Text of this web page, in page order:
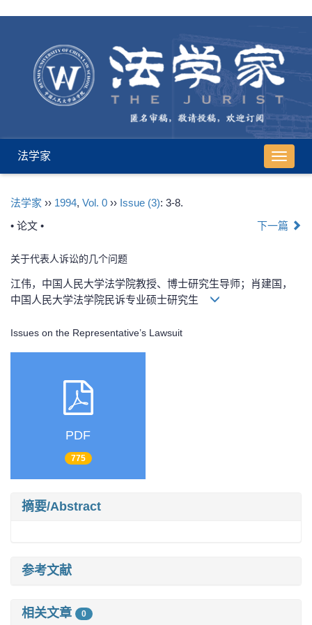
导
航
法学家
法学家 ›› 1994, Vol. 0 ›› Issue (3): 3-8.
• 论文 •
下一篇
关于代表人诉讼的几个问题
江伟，中国人民大学法学院教授、博士研究生导师；肖建国，
中国人民大学法学院民诉专业硕士研究生
Issues on the Representative’s Lawsuit
PDF
775
摘要/Abstract
参考文献
相关文章 0